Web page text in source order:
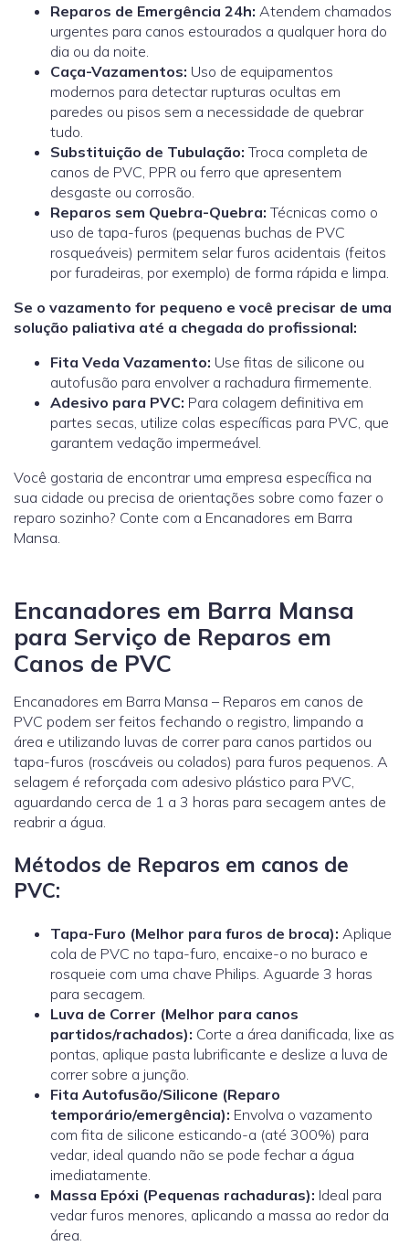
Reparos de Emergência 24h: Atendem chamados
urgentes para canos estourados a qualquer hora do
dia ou da noite.
Caça-Vazamentos: Uso de equipamentos
modernos para detectar rupturas ocultas em
paredes ou pisos sem a necessidade de quebrar
tudo.
Substituição de Tubulação: Troca completa de
canos de PVC, PPR ou ferro que apresentem
desgaste ou corrosão.
Reparos sem Quebra-Quebra: Técnicas como o
uso de tapa-furos (pequenas buchas de PVC
rosqueáveis) permitem selar furos acidentais (feitos
por furadeiras, por exemplo) de forma rápida e limpa.
Se o vazamento for pequeno e você precisar de uma
solução paliativa até a chegada do profissional:
Fita Veda Vazamento: Use fitas de silicone ou
autofusão para envolver a rachadura firmemente.
Adesivo para PVC: Para colagem definitiva em
partes secas, utilize colas específicas para PVC, que
garantem vedação impermeável.
Você gostaria de encontrar uma empresa específica na
sua cidade ou precisa de orientações sobre como fazer o
reparo sozinho? Conte com a Encanadores em Barra
Mansa.
Encanadores em Barra Mansa
para Serviço de Reparos em
Canos de PVC
Encanadores em Barra Mansa – Reparos em canos de
PVC podem ser feitos fechando o registro, limpando a
área e utilizando luvas de correr para canos partidos ou
tapa-furos (roscáveis ou colados) para furos pequenos. A
selagem é reforçada com adesivo plástico para PVC,
aguardando cerca de 1 a 3 horas para secagem antes de
reabrir a água.
Métodos de Reparos em canos de
PVC:
Tapa-Furo (Melhor para furos de broca): Aplique
cola de PVC no tapa-furo, encaixe-o no buraco e
rosqueie com uma chave Philips. Aguarde 3 horas
para secagem.
Luva de Correr (Melhor para canos
partidos/rachados): Corte a área danificada, lixe as
pontas, aplique pasta lubrificante e deslize a luva de
correr sobre a junção.
Fita Autofusão/Silicone (Reparo
temporário/emergência): Envolva o vazamento
com fita de silicone esticando-a (até 300%) para
vedar, ideal quando não se pode fechar a água
imediatamente.
Massa Epóxi (Pequenas rachaduras): Ideal para
vedar furos menores, aplicando a massa ao redor da
área.